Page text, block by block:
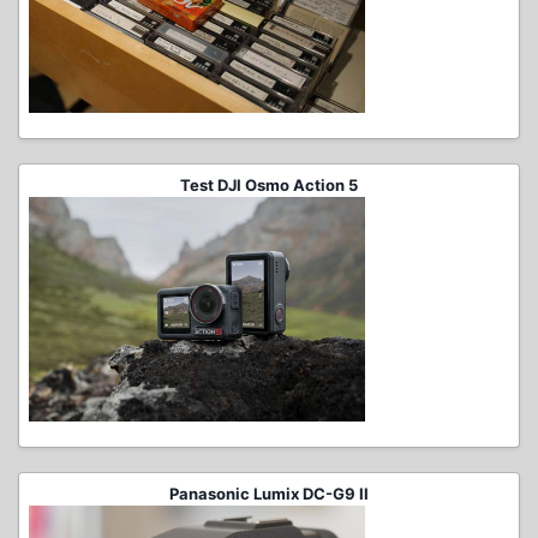
Test DJI Osmo Action 5
Panasonic Lumix DC-G9 II